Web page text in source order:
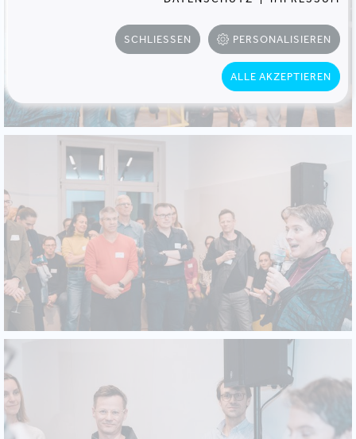
SCHLIESSEN PERSONALISIEREN
ALLE AKZEPTIEREN